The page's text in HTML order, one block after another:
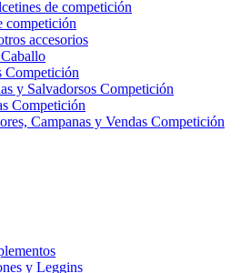
de competición
competición
accesorios
Competición
y Salvadorsos Competición
Competición
Campanas y Vendas Competición
y Leggins